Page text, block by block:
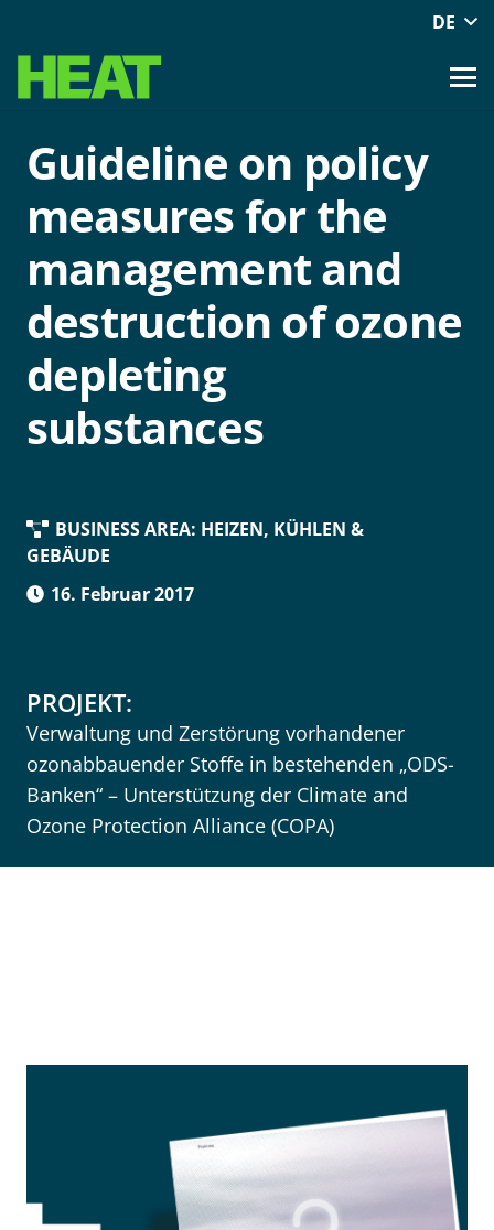
DE
Guideline on policy
measures for the
management and
destruction of ozone
depleting
substances
BUSINESS AREA: HEIZEN, KÜHLEN &
GEBÄUDE
16. Februar 2017
PROJEKT:
Verwaltung und Zerstörung vorhandener
ozonabbauender Stoffe in bestehenden „ODS-
Banken“ – Unterstützung der Climate and
Ozone Protection Alliance (COPA)